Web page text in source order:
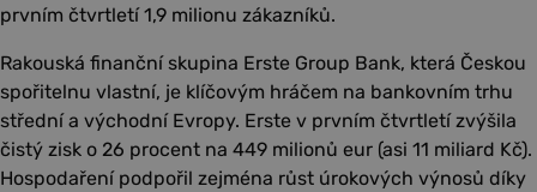
prvním čtvrtletí 1,9 milionu zákazníků.
Rakouská finanční skupina Erste Group Bank, která Českou
spořitelnu vlastní, je klíčovým hráčem na bankovním trhu
střední a východní Evropy. Erste v prvním čtvrtletí zvýšila
čistý zisk o 26 procent na 449 milionů eur (asi 11 miliard Kč).
Hospodaření podpořil zejména růst úrokových výnosů díky